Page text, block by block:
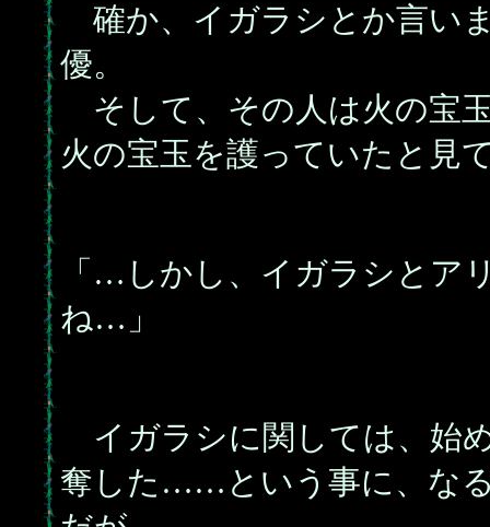
確か、イガラシとか言い
優。
そして、その人は火の宝
火の宝玉を護っていたと見
「…しかし、イガラシとア
ね…」
イガラシに関しては、始
奪した……という事に、な